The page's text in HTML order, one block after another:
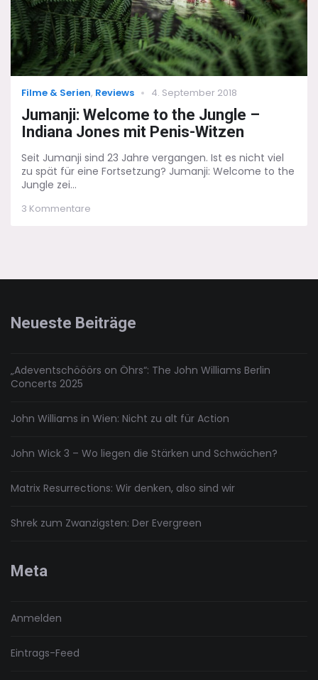
Categories
Filme & Serien, Reviews
Posted
4. September 2018
Jumanji: Welcome to the Jungle –
Indiana Jones mit Penis-Witzen
Seit Jumanji sind 23 Jahre vergangen. Ist es nicht viel
zu spät für eine Fortsetzung? Jumanji: Welcome to the
Jungle zei...
3 Kommentare
mit
Neueste Beiträge
„Adeventschööörs on Öhrs“: The John Williams Berlin
Concerts 2025
John Williams in Wien: Nicht zu alt für Action
John Wick 3 – Wo liegen die Stärken und Schwächen?
Matrix Resurrections: Wir denken, also sind wir
Shrek zum Zwanzigsten: Der Evergreen
Meta
Anmelden
Eintrags-Feed